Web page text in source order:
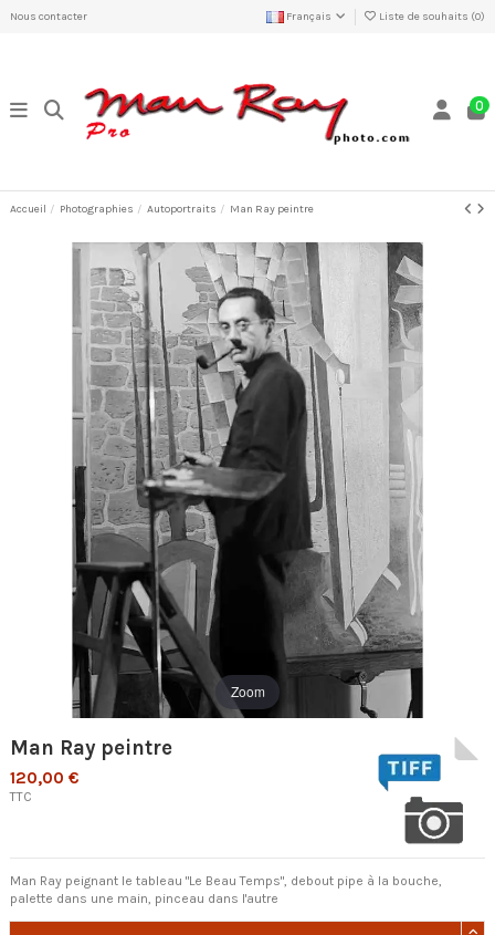
Nous contacter Français Liste de souhaits (0)
0
Accueil Photographies Autoportraits Man Ray peintre
Zoom
Man Ray peintre
120,00 €
TTC
Man Ray peignant le tableau "Le Beau Temps", debout pipe à la bouche,
palette dans une main, pinceau dans l'autre